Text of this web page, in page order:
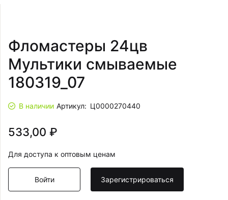
Фломастеры 24цв
Мультики смываемые
180319_07
В наличии Артикул: Ц0000270440
533,00 ₽
Для доступа к оптовым ценам
Войти Зарегистрироваться